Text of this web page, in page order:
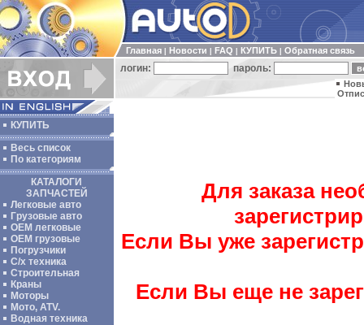
Главная Новости FAQ КУПИТЬ Обратная связь
логин: пароль:
КУПИТЬ
Весь список
По категориям
КАТАЛОГИ
ЗАПЧАСТЕЙ
Легковые авто
Грузовые авто
ОЕМ легковые
OEM грузовые
Погрузчики
С/х техника
Строительная
Краны
Моторы
Мото, ATV.
Водная техника
Для заказа
Если Вы уже
Если Вы еще не